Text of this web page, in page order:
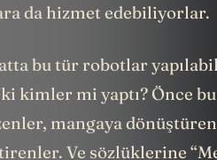
da hizmet edebiliyorlar.
bu tür robotlar
kimler mi yaptı? Önce
mangaya
Ve sözlüklerine